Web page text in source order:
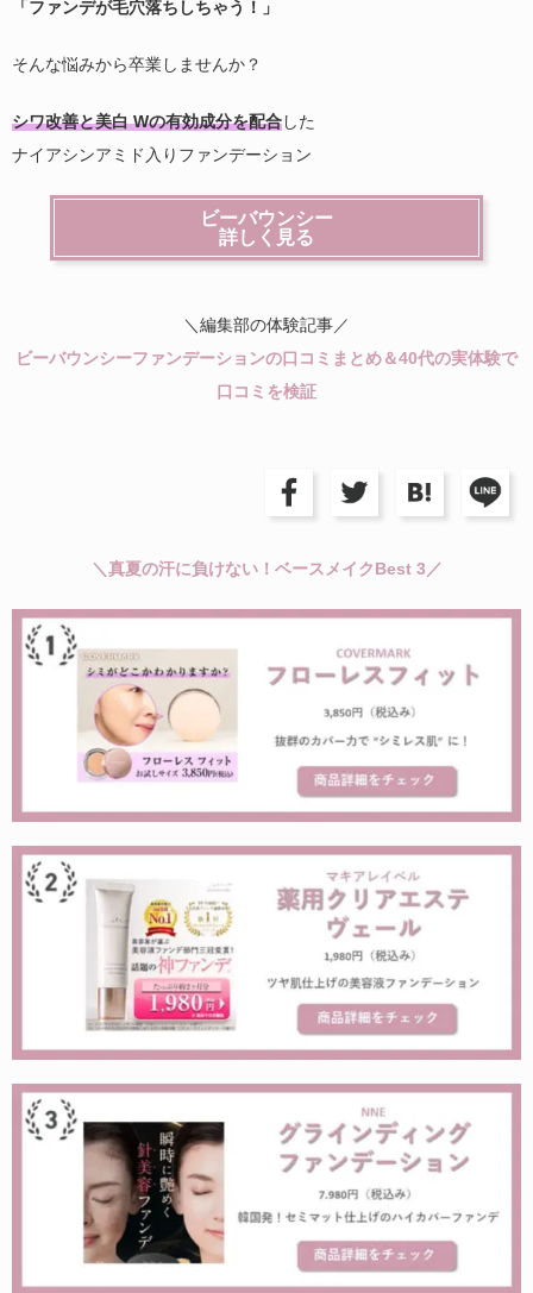
「ファンデが毛穴落ちしちゃう！」
そんな悩みから卒業しませんか？
シワ改善と美白 Wの有効成分を配合した
ナイアシンアミド入りファンデーション
ビーバウンシー
詳しく見る
＼編集部の体験記事／
ビーバウンシーファンデーションの口コミまとめ＆40代の実体験で
口コミを検証
＼真夏の汗に負けない！ベースメイクBest 3／